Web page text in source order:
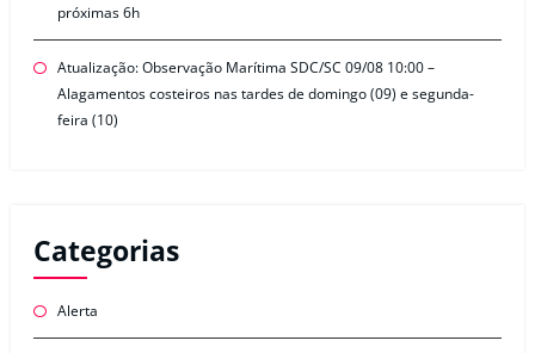
próximas 6h
Atualização: Observação Marítima SDC/SC 09/08 10:00 –
Alagamentos costeiros nas tardes de domingo (09) e segunda-
feira (10)
Categorias
Alerta